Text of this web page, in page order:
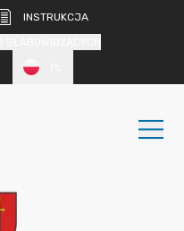
INSTRUKCJA